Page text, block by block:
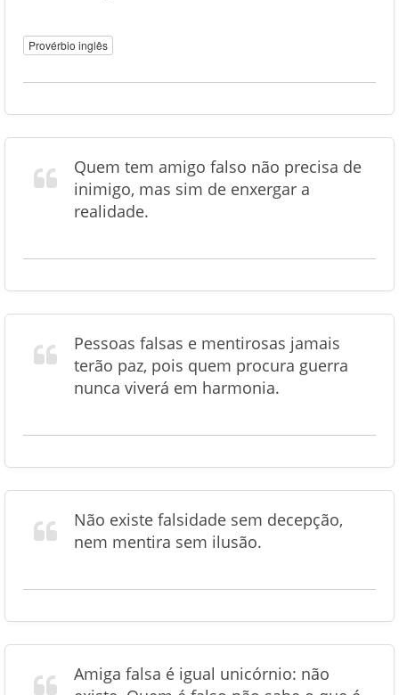
Provérbio inglês
Quem tem amigo falso não precisa de
inimigo, mas sim de enxergar a
realidade.
Pessoas falsas e mentirosas jamais
terão paz, pois quem procura guerra
nunca viverá em harmonia.
Não existe falsidade sem decepção,
nem mentira sem ilusão.
Amiga falsa é igual unicórnio: não